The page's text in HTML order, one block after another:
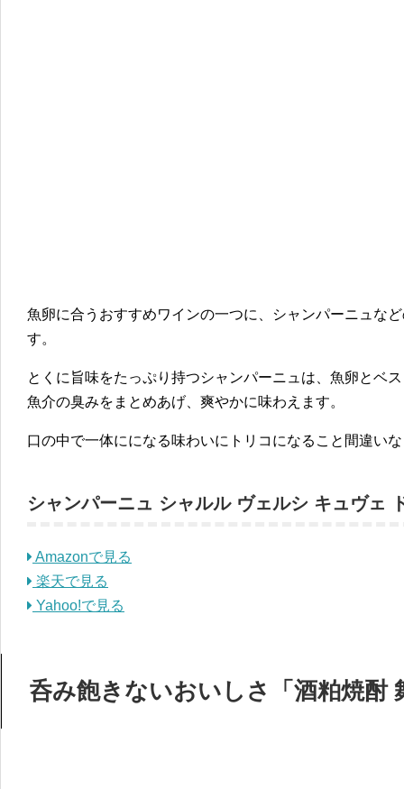
魚卵に合うおすすめワインの一つに、シャンパーニュな
す。
とくに旨味をたっぷり持つシャンパーニュは、魚卵とベ
魚介の臭みをまとめあげ、爽やかに味わえます。
口の中で一体にになる味わいにトリコになること間違い
シャンパーニュ シャルル ヴェルシ キュヴェ
Amazonで見る
楽天で見る
Yahoo!で見る
呑み飽きないおいしさ「酒粕焼酎